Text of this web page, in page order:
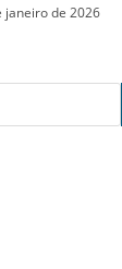
janeiro de 2026